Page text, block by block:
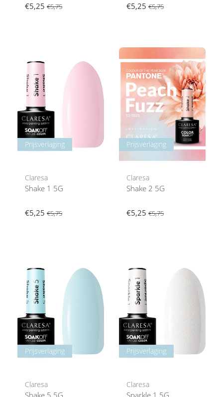
€5,25 €5,75 €5,25 €5,75
Prijsverlaging
Claresa
Shake 1 5G
€5,25 €5,75
Prijsverlaging
Claresa
Shake 2 5G
€5,25 €5,75
Prijsverlaging
Claresa
Prijsverlaging
Claresa